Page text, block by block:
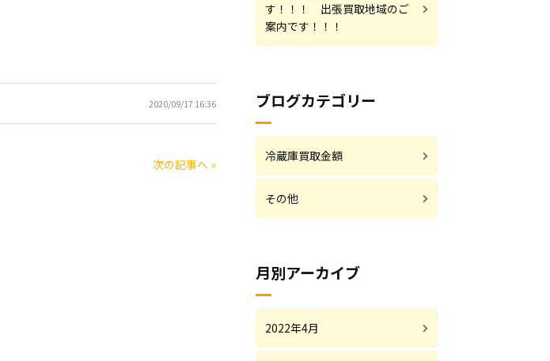
2020/09/17 16:36
次の記事へ »
す！！！ 出張買取地域のご
案内です！！！
ブログカテゴリー
冷蔵庫買取金額
その他
月別アーカイブ
2022年4月